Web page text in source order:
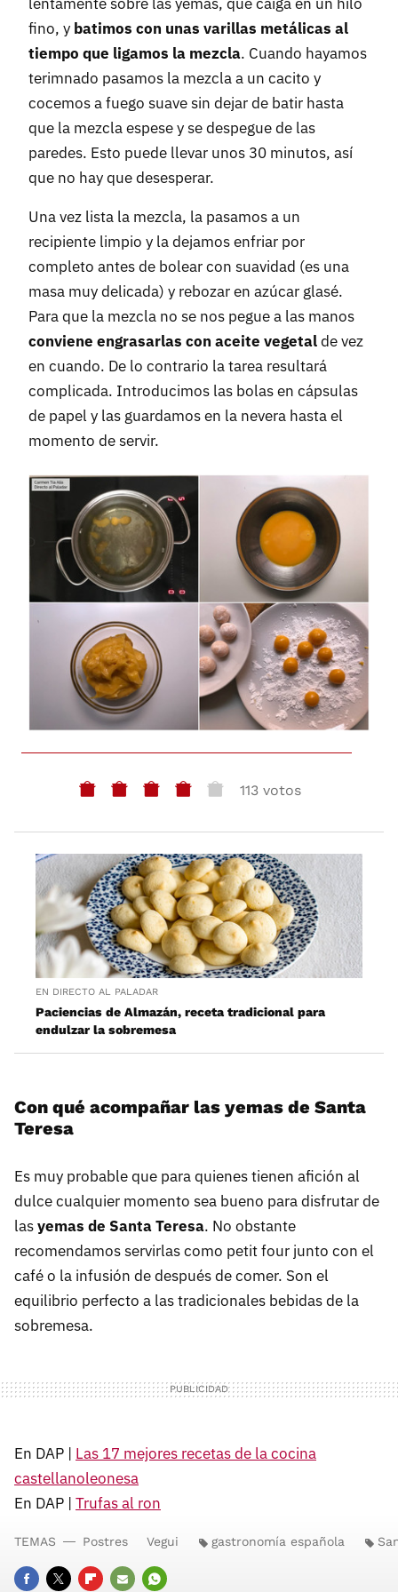
fino, y batimos con unas varillas metálicas al
tiempo que ligamos la mezcla. Cuando hayamos
terimnado pasamos la mezcla a un cacito y
cocemos a fuego suave sin dejar de batir hasta
que la mezcla espese y se despegue de las
paredes. Esto puede llevar unos 30 minutos, así
que no hay que desesperar.
Una vez lista la mezcla, la pasamos a un
recipiente limpio y la dejamos enfriar por
completo antes de bolear con suavidad (es una
masa muy delicada) y rebozar en azúcar glasé.
Para que la mezcla no se nos pegue a las manos
conviene engrasarlas con aceite vegetalde vez
en cuando. De lo contrario la tarea resultará
complicada. Introducimos las bolas en cápsulas
de papel y las guardamos en la nevera hasta el
momento de servir.
113 votos
EN DIRECTO AL PALADAR
Paciencias de Almazán, receta tradicional para
endulzar la sobremesa
Con qué acompañar las yemas de Santa
Teresa
Es muy probable que para quienes tienen afición al
dulce cualquier momento sea bueno para disfrutar de
lasyemas de Santa Teresa. No obstante
recomendamos servirlas como petit four junto con el
café o la infusión de después de comer. Son el
equilibrio perfecto a las tradicionales bebidas de la
sobremesa.
En DAP | Las 17 mejores recetas de la cocina
castellanoleonesa
En DAP | Trufas al ron
TEMAS Postres Vegui gastronomía española